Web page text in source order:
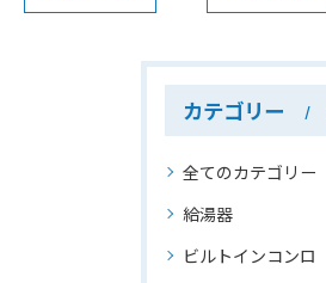
カテゴリー
全てのカテゴリー
給湯器
ビルトインコンロ